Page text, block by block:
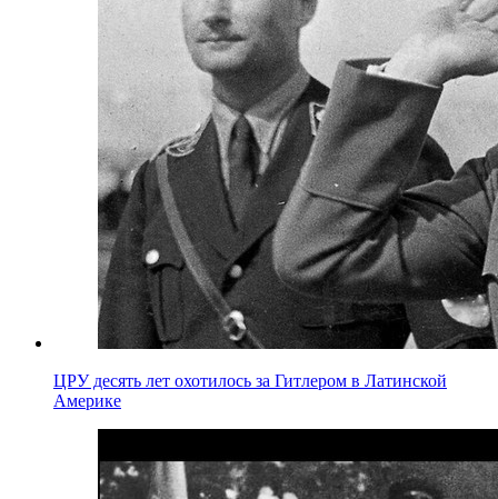
ЦРУ десять лет охотилось за Гитлером в Латинской
Америке